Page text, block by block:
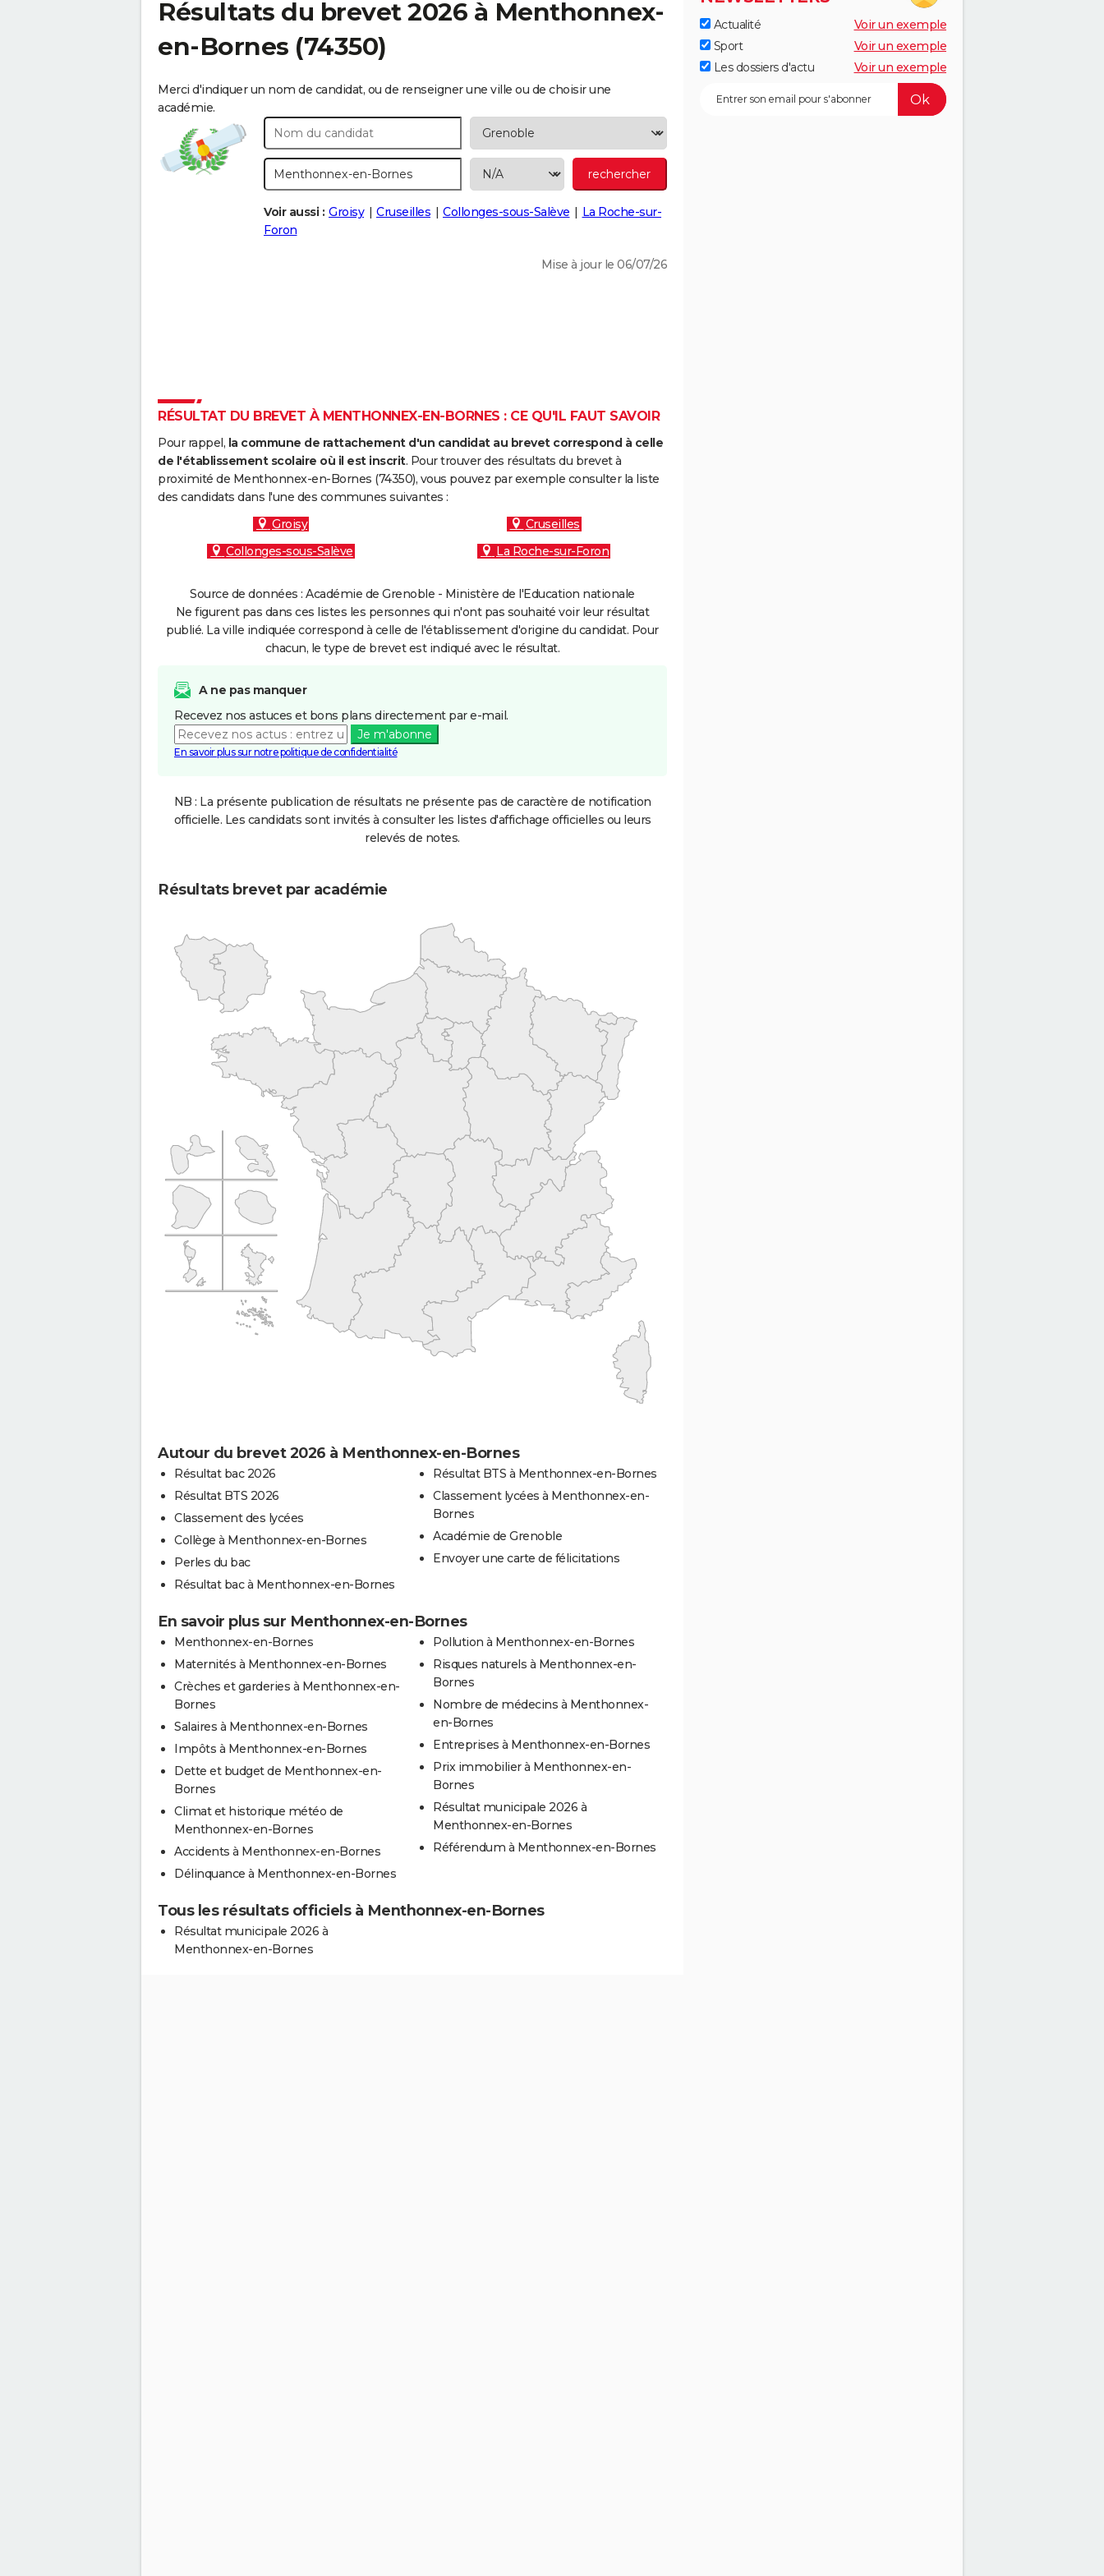
Résultats du brevet 2026 à Menthonnex-
en-Bornes (74350)
Merci d'indiquer un nom de candidat, ou de renseigner une ville ou de choisir une
académie.
Voir aussi : Groisy Cruseilles Collonges-sous-Salève
La Roche-sur-
Foron
Mise à jour le 06/07/26
RÉSULTAT DU BREVET À MENTHONNEX-EN-BORNES : CE QU'IL FAUT SAVOIR
Pour rappel, la commune de rattachement d'un candidat au brevet correspond à celle
de l'établissement scolaire où il est inscrit. Pour trouver des résultats du brevet à
proximité de Menthonnex-en-Bornes (74350), vous pouvez par exemple consulter la liste
des candidats dans l'une des communes suivantes :
Groisy
Cruseilles
Collonges-sous-Salève
La Roche-sur-Foron
Source de données : Académie de Grenoble - Ministère de l'Education nationale
Ne figurent pas dans ces listes les personnes qui n'ont pas souhaité voir leur résultat
publié. La ville indiquée correspond à celle de l'établissement d'origine du candidat. Pour
chacun, le type de brevet est indiqué avec le résultat.
A ne pas manquer
Recevez nos astuces et bons plans directement par e-mail.
Je m'abonne
En savoir plus sur notre politique de confidentialité
NB : La présente publication de résultats ne présente pas de caractère de notification
officielle. Les candidats sont invités à consulter les listes d'affichage officielles ou leurs
relevés de notes.
Résultats brevet par académie
Autour du brevet 2026 à Menthonnex-en-Bornes
Résultat bac 2026
Résultat BTS 2026
Classement des lycées
Collège à Menthonnex-en-Bornes
Perles du bac
Résultat bac à Menthonnex-en-Bornes
Résultat BTS à Menthonnex-en-Bornes
Classement lycées à Menthonnex-en-
Bornes
Académie de Grenoble
Envoyer une carte de félicitations
En savoir plus sur Menthonnex-en-Bornes
Menthonnex-en-Bornes
Maternités à Menthonnex-en-Bornes
Crèches et garderies à Menthonnex-en-
Bornes
Salaires à Menthonnex-en-Bornes
Impôts à Menthonnex-en-Bornes
Dette et budget de Menthonnex-en-
Bornes
Climat et historique météo de
Menthonnex-en-Bornes
Accidents à Menthonnex-en-Bornes
Délinquance à Menthonnex-en-Bornes
Pollution à Menthonnex-en-Bornes
Risques naturels à Menthonnex-en-
Bornes
Nombre de médecins à Menthonnex-
en-Bornes
Entreprises à Menthonnex-en-Bornes
Prix immobilier à Menthonnex-en-
Bornes
Résultat municipale 2026 à
Menthonnex-en-Bornes
Référendum à Menthonnex-en-Bornes
Tous les résultats officiels à Menthonnex-en-Bornes
Résultat municipale 2026 à
Menthonnex-en-Bornes
Actualité
Voir un exemple
Sport
Voir un exemple
Les dossiers d'actu
Voir un exemple